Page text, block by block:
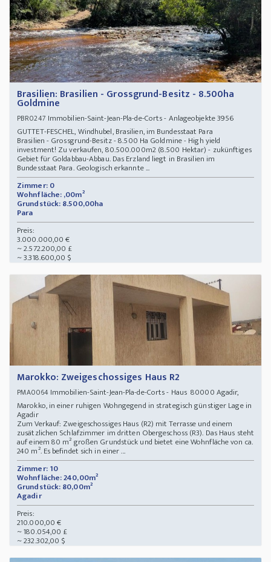
Brasilien: Brasilien - Grossgrund-Besitz - 8.500ha
Goldmine
PBR0247 Immobilien-Saint-Jean-Pla-de-Corts - Anlageobjekte 3956
GUTTET-FESCHEL, Windhubel, Brasilien, im Bundesstaat Para
Brasilien - Grossgrund-Besitz - 8.500 Ha Goldmine - High yield
investment! Zu verkaufen, 80.500.000m2 (8.500 Hektar) - zukünftiges
Gebiet für Goldabbau-Abbau. Das Erzland liegt in Brasilien im
Bundesstaat Para. Geologisch erkannte ...
Zimmer: 0
Wohnfläche: ,00m²
Grundstück: 8.500,00ha
Para
Preis:
3.000.000,00 €
~ 2.572.200,00 £
~ 3.318.600,00 $
Marokko: Zweigeschossiges Haus R2
PMA0064Immobilien-Saint-Jean-Pla-de-Corts - Haus 80000 Agadir,
Marokko, in einer ruhigen Wohngegend in strategisch günstiger Lage in
Agadir
Zum Verkauf: Zweigeschossiges Haus (R2) mit Terrasse und einem
zusätzlichen Schlafzimmer im dritten Obergeschoss (R3). Das Haus steht
auf einem 80 m² großen Grundstück und bietet eine Wohnfläche von ca.
240 m². Es befindet sich in einer ...
Zimmer: 10
Wohnfläche: 240,00m²
Grundstück: 80,00m²
Agadir
Preis:
210.000,00 €
~ 180.054,00 £
~ 232.302,00 $